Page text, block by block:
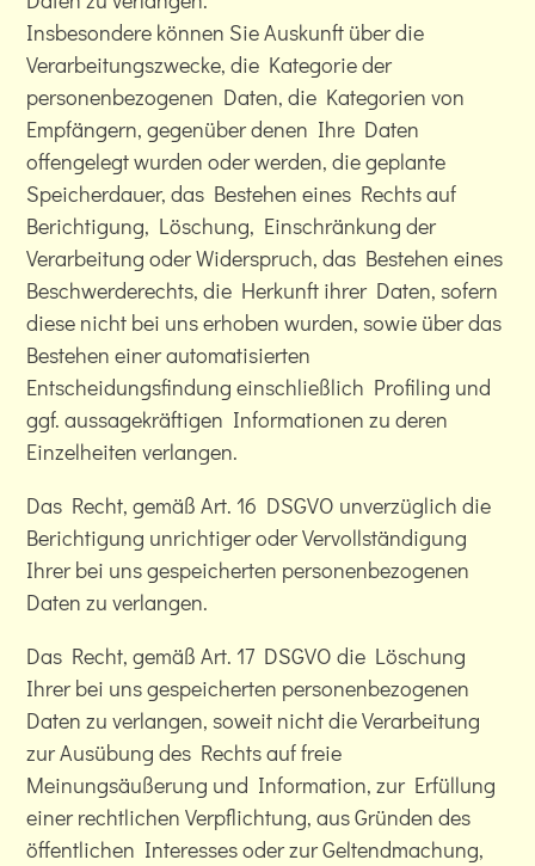
Insbesondere können Sie Auskunft über die
Verarbeitungszwecke, die Kategorie der
personenbezogenen Daten, die Kategorien von
Empfängern, gegenüber denen Ihre Daten
offengelegt wurden oder werden, die geplante
Speicherdauer, das Bestehen eines Rechts auf
Berichtigung, Löschung, Einschränkung der
Verarbeitung oder Widerspruch, das Bestehen eines
Beschwerderechts, die Herkunft ihrer Daten, sofern
diese nicht bei uns erhoben wurden, sowie über das
Bestehen einer automatisierten
Entscheidungsfindung einschließlich Profiling und
ggf. aussagekräftigen Informationen zu deren
Einzelheiten verlangen.
Das Recht, gemäß Art. 16 DSGVO unverzüglich die
Berichtigung unrichtiger oder Vervollständigung
Ihrer bei uns gespeicherten personenbezogenen
Daten zu verlangen.
Das Recht, gemäß Art. 17 DSGVO die Löschung
Ihrer bei uns gespeicherten personenbezogenen
Daten zu verlangen, soweit nicht die Verarbeitung
zur Ausübung des Rechts auf freie
Meinungsäußerung und Information, zur Erfüllung
einer rechtlichen Verpflichtung, aus Gründen des
öffentlichen Interesses oder zur Geltendmachung,